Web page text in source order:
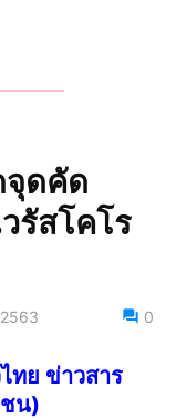
จุดคัด
รัสโคโร
0
ทย ข่าวสาร
น)